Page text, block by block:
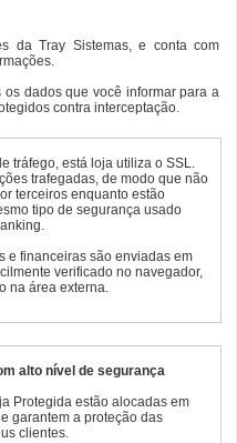
da Tray Sistemas, e conta com
os dados que você informar para a
contra interceptação.
tráfego, está loja utiliza o SSL.
trafegadas, de modo que não
terceiros enquanto estão
tipo de segurança usado
e financeiras são enviadas em
verificado no navegador,
na área externa.
alto nível de segurança
Protegida estão alocadas em
garantem a proteção das
clientes.